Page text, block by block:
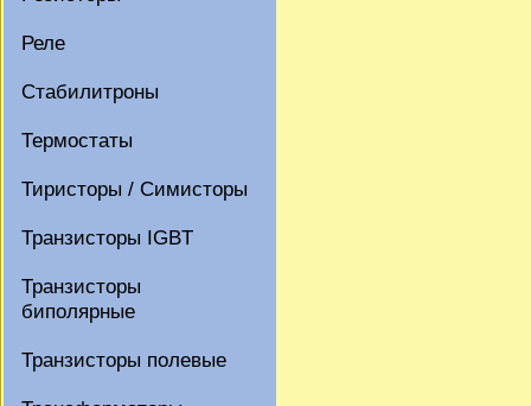
Реле
Стабилитроны
Термостаты
Тиристоры / Симисторы
Транзисторы IGBT
Транзисторы
биполярные
Транзисторы полевые